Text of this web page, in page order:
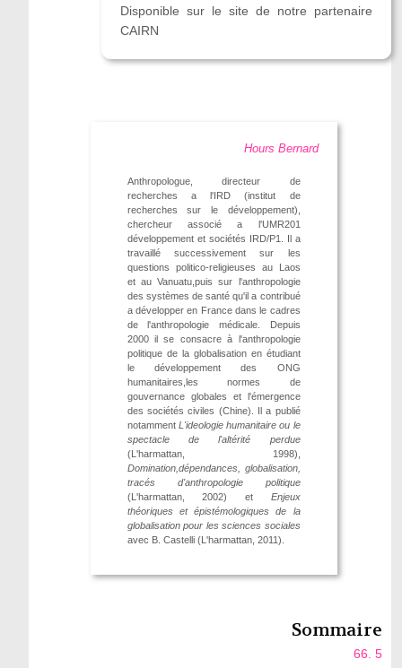
Disponible sur le site de notre partenaire
CAIRN
Hours Bernard
Anthropologue, directeur de
recherches a l'IRD (institut de
recherches sur le développement),
chercheur associé a l'UMR201
développement et sociétés IRD/P1. Il a
travaillé successivement sur les
questions politico-religieuses au Laos
et au Vanuatu,puis sur l'anthropologie
des systèmes de santé qu'il a contribué
a développer en France dans le cadres
de l'anthropologie médicale. Depuis
2000 il se consacre à l'anthropologie
politique de la globalisation en étudiant
le développement des ONG
humanitaires,les normes de
gouvernance globales et l'émergence
des sociétés civiles (Chine). Il a publié
notamment L'ideologie humanitaire ou le
spectacle de l'altérité perdue
(L'harmattan, 1998),
Domination,dépendances, globalisation,
tracés d'anthropologie politique
(L'harmattan, 2002) et Enjeux
théoriques et épistémologiques de la
globalisation pour les sciences sociales
avec B. Castelli (L'harmattan, 2011).
Sommaire
66. 5